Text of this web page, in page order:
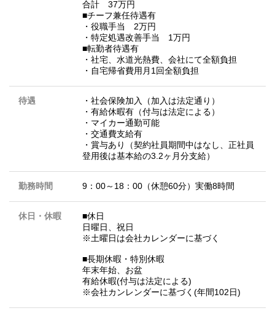
合計 37万円
■チーフ兼任待遇有
・役職手当 2万円
・特定処遇改善手当 1万円
■転勤者待遇有
・社宅、水道光熱費、会社にて全額負担
・自宅帰省費用月1回全額負担
待遇
・社会保険加入（加入は法定通り）
・有給休暇有（付与は法定による）
・マイカー通勤可能
・交通費支給有
・賞与あり（契約社員期間中はなし、正社員
登用後は基本給の3.2ヶ月分支給）
勤務時間 9：00～18：00（休憩60分）実働8時間
休日・休暇
■休日
日曜日、祝日
※土曜日は会社カレンダーに基づく
■長期休暇・特別休暇
年末年始、お盆
有給休暇(付与は法定による)
※会社カンレンダーに基づく(年間102日)